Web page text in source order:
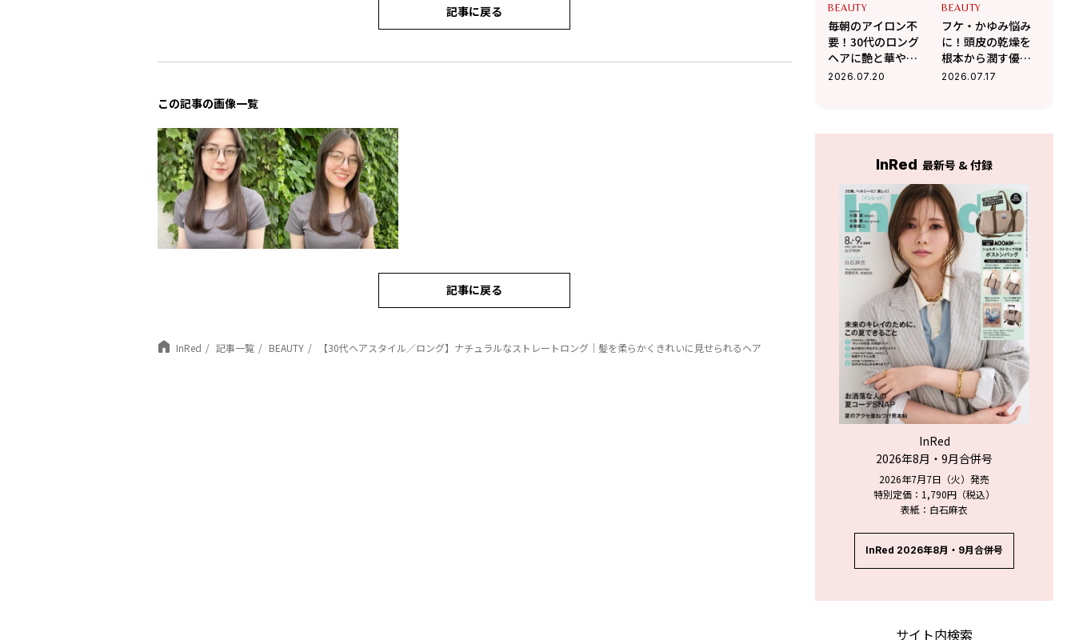
記事に戻る
この記事の画像一覧
記事に戻る
InRed 記事一覧 BEAUTY 【30代ヘアスタイル／ロング】ナチュラルなストレートロング｜髪を柔らかくきれいに見せられるヘア
BEAUTY
毎朝のアイロン不
要！30代のロング
ヘアに艶と華やか
さを出す「コテ巻
2026.07.20
BEAUTY
フケ・かゆみ悩み
に！頭皮の乾燥を
根本から潤す優秀
「頭皮の保湿美容
2026.07.17
InRed 最新号 & 付録
InRed
2026年8月・9月合併号
2026年7月7日（火）発売
特別定価：1,790円（税込）
表紙：白石麻衣
InRed 2026年8月・9月合併号
サイト内検索